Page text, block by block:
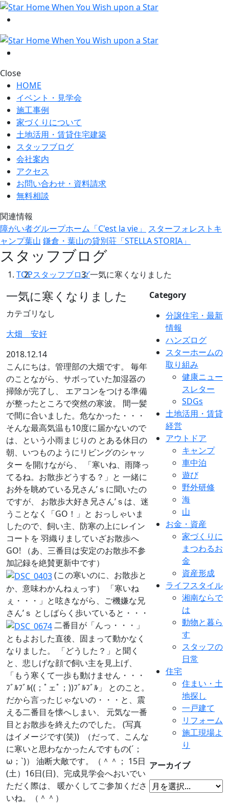
Close
HOME
イベント・見学会
施工事例
家づくりについて
土地活用・賃貸住宅建築
スタッフブログ
会社案内
アクセス
お問い合わせ・資料請求
無料相談
関連情報
障がい者グループホーム「C'est la vie」
スターフォレストキ
ャンプ葉山 鎌倉・葉山の貸別荘「STELLA STORIA」
スタッフブログ
TOPスタッフブログ一気に寒くなりました
一気に寒くなりました
カテゴリなし
大畑 安好
2018.12.14
こんにちは。管理部の大畑です。 毎年
のことながら、サボっていた加湿器の
掃除が完了し、 エアコンをつける準備
が整ったところで突然の寒波。 間一髪
で間に合いました。危なかった・・・
そんな最高気温も10度に届かないので
は、という小雨まじりの とある休日の
朝、いつものようにリビングのシャッ
ター を開けながら、 「寒いね、雨降っ
てるね。お散歩どうする？」と 一緒に
お外を眺めている兄さん’ｓに聞いたの
ですが、 お散歩大好き兄さん’ｓは、迷
うことなく「GO！」と おっしゃいま
したので、飼い主、防寒の上にレイン
コートを 羽織りましていざお散歩へ
GO! （あ、三番目は安定のお散歩不参
加記録を絶賛更新中です）
(この寒いのに、お散歩と
か、意味わかんねぇっす） 「寒いね
ぇ・・・」と呟きながら、ご機嫌な兄
さん’ｓ としばらく歩いていると・・・
二番目が「んっ・・・」
ともよおした直後、固まって動かなく
なりました。 「どうした？」と聞く
と、悲しげな顔で飼い主を見上げ、
「もう寒くて一歩も動けません・・・
ﾌﾞﾙﾌﾞﾙ((；ﾟェﾟ；))ﾌﾞﾙﾌﾞﾙ」 とのこと。
だから言ったじゃないの・・・と、震
える二番目を懐へしまい、 元気な一番
目とお散歩を終えたのでした。 (写真
はイメージです(笑))
（だって、こんな
に寒いと思わなかったんですもの(´；
ω；`)） 油断大敵です。（＾＾； 15日
(土）16日(日)、完成見学会へおいでい
ただく際は、 暖かくしてご参加くださ
いね。（＾＾）
Category
分譲住宅・最新
情報
ハンズログ
スターホームの
取り組み
健康ニュー
スレター
SDGs
土地活用・賃貸
経営
アウトドア
キャンプ
車中泊
遊び
野外研修
海
山
お金・資産
家づくりに
まつわるお
金
資産形成
ライフスタイル
湘南ならで
は
動物と暮ら
す
スタッフの
日常
住宅
住まい・土
地探し
一戸建て
リフォーム
施工現場よ
り
アーカイブ